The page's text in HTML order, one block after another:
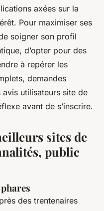
axées sur la
Pour maximiser ses
soigner son profil
d’opter pour des
à repérer les
demandes
avis utilisateurs site de
avant de s’inscrire.
sites de
public
des trentenaires